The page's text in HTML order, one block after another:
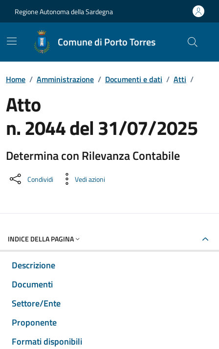
Regione Autonoma della Sardegna
Comune di Porto Torres
Home / Amministrazione / Documenti e dati / Atti /
Atto
n. 2044 del 31/07/2025
Determina con Rilevanza Contabile
Dettaglio del documento
Condividi Vedi azioni
INDICE DELLA PAGINA
Descrizione
Documenti
Settore/Ente
Proponente
Formati disponibili